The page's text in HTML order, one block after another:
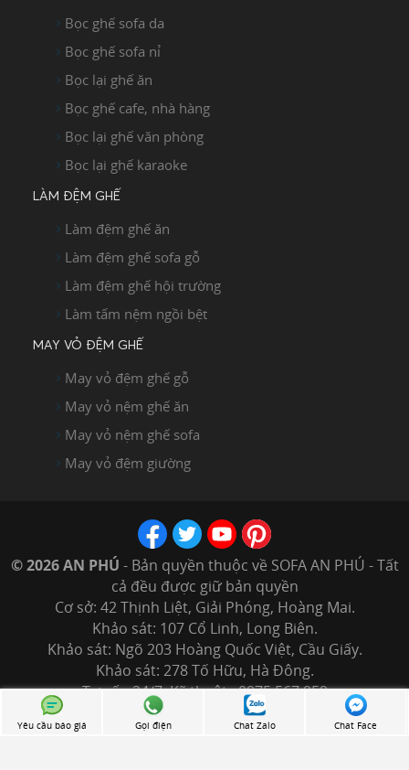
Bọc ghế sofa da
Bọc ghế sofa nỉ
Bọc lại ghế ăn
Bọc ghế cafe, nhà hàng
Bọc lại ghế văn phòng
Bọc lại ghế karaoke
LÀM ĐỆM GHẾ
Làm đệm ghế ăn
Làm đệm ghế sofa gỗ
Làm đệm ghế hội trường
Làm tấm nệm ngồi bệt
MAY VỎ ĐỆM GHẾ
May vỏ đệm ghế gỗ
May vỏ nệm ghế ăn
May vỏ nệm ghế sofa
May vỏ đệm giường
© 2026 AN PHÚ - Bản quyền thuộc về SOFA AN PHÚ - Tất
cả đều được giữ bản quyền
Cơ sở: 42 Thịnh Liệt, Giải Phóng, Hoàng Mai.
Khảo sát: 107 Cổ Linh, Long Biên.
Khảo sát: Ngõ 203 Hoàng Quốc Việt, Cầu Giấy.
Khảo sát: 278 Tố Hữu, Hà Đông.
Tư vấn 24/7: Kỹ thuật : 0975.567.959
Website: www.sofaanphu.com
Yêu cầu báo giá Gọi điện Chat Zalo Chat Face